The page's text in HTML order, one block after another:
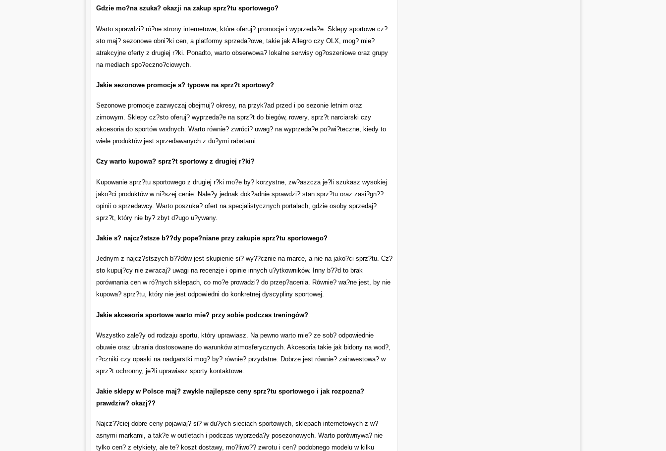
Gdzie mo?na szuka? okazji na zakup sprz?tu sportowego?
Warto sprawdzi? ró?ne strony internetowe, które oferuj? promocje i wyprzeda?e. Sklepy sportowe cz?
sto maj? sezonowe obni?ki cen, a platformy sprzeda?owe, takie jak Allegro czy OLX, mog? mie?
atrakcyjne oferty z drugiej r?ki. Ponadto, warto obserwowa? lokalne serwisy og?oszeniowe oraz grupy
na mediach spo?eczno?ciowych.
Jakie sezonowe promocje s? typowe na sprz?t sportowy?
Sezonowe promocje zazwyczaj obejmuj? okresy, na przyk?ad przed i po sezonie letnim oraz
zimowym. Sklepy cz?sto oferuj? wyprzeda?e na sprz?t do biegów, rowery, sprz?t narciarski czy
akcesoria do sportów wodnych. Warto równie? zwróci? uwag? na wyprzeda?e po?wi?teczne, kiedy to
wiele produktów jest sprzedawanych z du?ymi rabatami.
Czy warto kupowa? sprz?t sportowy z drugiej r?ki?
Kupowanie sprz?tu sportowego z drugiej r?ki mo?e by? korzystne, zw?aszcza je?li szukasz wysokiej
jako?ci produktów w ni?szej cenie. Nale?y jednak dok?adnie sprawdzi? stan sprz?tu oraz zasi?gn??
opinii o sprzedawcy. Warto poszuka? ofert na specjalistycznych portalach, gdzie osoby sprzedaj?
sprz?t, który nie by? zbyt d?ugo u?ywany.
Jakie s? najcz?stsze b??dy pope?niane przy zakupie sprz?tu sportowego?
Jednym z najcz?stszych b??dów jest skupienie si? wy??cznie na marce, a nie na jako?ci sprz?tu. Cz?
sto kupuj?cy nie zwracaj? uwagi na recenzje i opinie innych u?ytkowników. Inny b??d to brak
porównania cen w ró?nych sklepach, co mo?e prowadzi? do przep?acenia. Równie? wa?ne jest, by nie
kupowa? sprz?tu, który nie jest odpowiedni do konkretnej dyscypliny sportowej.
Jakie akcesoria sportowe warto mie? przy sobie podczas treningów?
Wszystko zale?y od rodzaju sportu, który uprawiasz. Na pewno warto mie? ze sob? odpowiednie
obuwie oraz ubrania dostosowane do warunków atmosferycznych. Akcesoria takie jak bidony na wod?,
r?czniki czy opaski na nadgarstki mog? by? równie? przydatne. Dobrze jest równie? zainwestowa? w
sprz?t ochronny, je?li uprawiasz sporty kontaktowe.
Jakie sklepy w Polsce maj? zwykle najlepsze ceny sprz?tu sportowego i jak rozpozna?
prawdziw? okazj??
Najcz??ciej dobre ceny pojawiaj? si? w du?ych sieciach sportowych, sklepach internetowych z w?
asnymi markami, a tak?e w outletach i podczas wyprzeda?y posezonowych. Warto porównywa? nie
tylko cen? z etykiety, ale te? koszt dostawy, mo?liwo?? zwrotu i cen? podobnego modelu w kilku